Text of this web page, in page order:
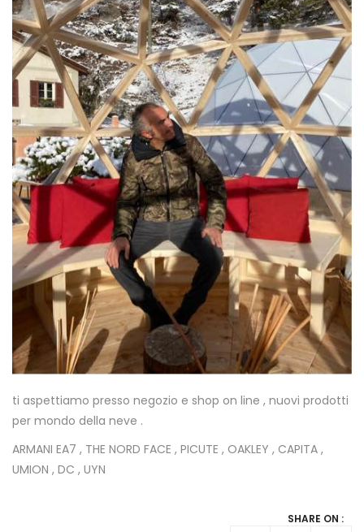
ti aspettiamo presso negozio e shop on line , nuovi prodotti
per mondo della neve .
ARMANI EA7 , THE NORD FACE , PICUTE , OAKLEY , CAPITA ,
UMION , DC , UYN
SHARE ON :